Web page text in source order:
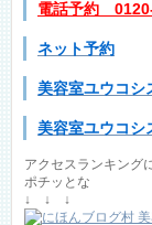
電話予約
ネット予約
美容室ユウコ
美容室ユウコ
アクセスランキング
ポチッとな
↓ ↓ ↓